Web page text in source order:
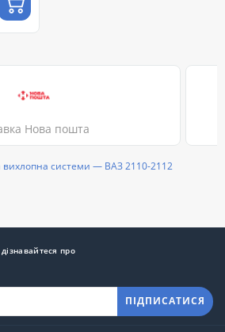
Нова пошта
вихлопна системи — ВАЗ 2110-2112
про
ПІДПИСАТИСЯ